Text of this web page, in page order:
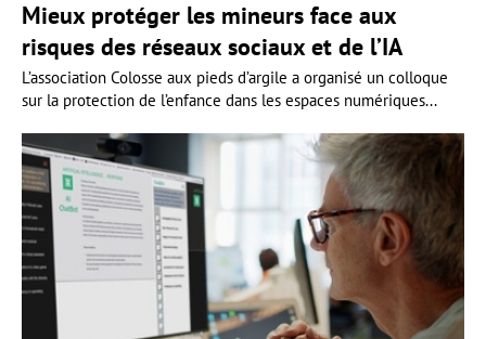
Mieux protéger les mineurs face aux
risques des réseaux sociaux et de l’IA
L’association Colosse aux pieds d’argile a organisé un colloque
sur la protection de l’enfance dans les espaces numériques...